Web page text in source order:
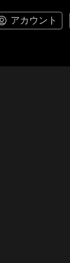
アカウント